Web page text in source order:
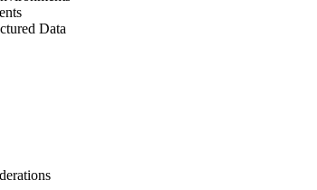
Data